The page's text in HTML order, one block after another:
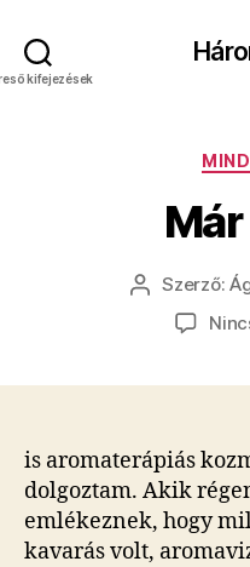
kifejezések
Bejegyzés
szerzője
Szerző:
is aromaterápiás
dolgoztam. Akik
emlékeznek, hogy
kavarás volt,